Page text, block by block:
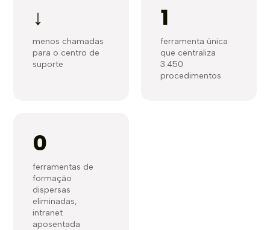
↓
menos chamadas
para o centro de
suporte
1
ferramenta única
que centraliza
3.450
procedimentos
0
ferramentas de
formação
dispersas
eliminadas,
intranet
aposentada